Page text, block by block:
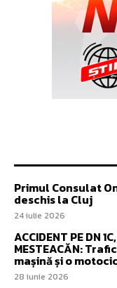
Primul Consulat
deschis la Cluj
24 iulie 2026
ACCIDENT PE DN
MESTEACĂN:
mașină și o
28 iunie 2026